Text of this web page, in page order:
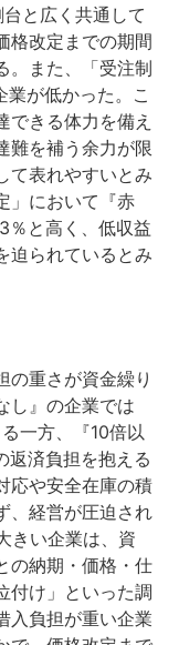
と広く共通して
格改定までの期間
。また、「受注制
業が低かった。こ
できる体力を備え
難を補う余力が限
て表れやすいとみ
」において『赤
％と高く、低収益
迫られているとみ
の重さが資金繰り
し』の企業では
一方、『10倍以
返済負担を抱える
応や安全在庫の積
、経営が圧迫され
きい企業は、資
の納期・価格・仕
付け」といった調
入負担が重い企業